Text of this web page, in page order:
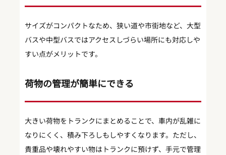
サイズがコンパクトなため、狭い道や市街地など、大型
バスや中型バスではアクセスしづらい場所にも対応しや
すい点がメリットです。
荷物の管理が簡単にできる
大きい荷物をトランクにまとめることで、車内が乱雑に
なりにくく、積み下ろしもしやすくなります。ただし、
貴重品や壊れやすい物はトランクに預けず、手元で管理